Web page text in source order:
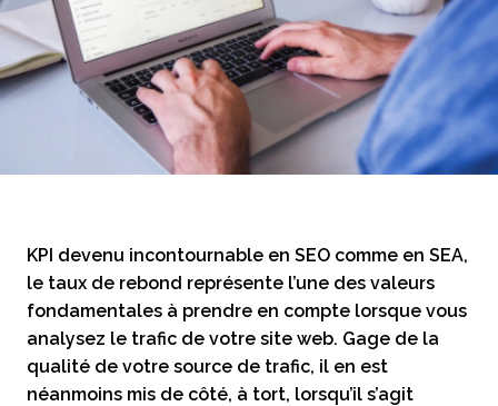
KPI devenu incontournable en SEO comme en SEA,
le taux de rebond représente l’une des valeurs
fondamentales à prendre en compte lorsque vous
analysez le trafic de votre site web. Gage de la
qualité de votre source de trafic, il en est
néanmoins mis de côté, à tort, lorsqu’il s’agit